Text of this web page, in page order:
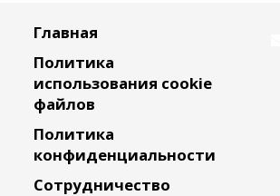
Главная
Политика
использования cookie
файлов
Политика
конфиденциальности
Сотрудничество